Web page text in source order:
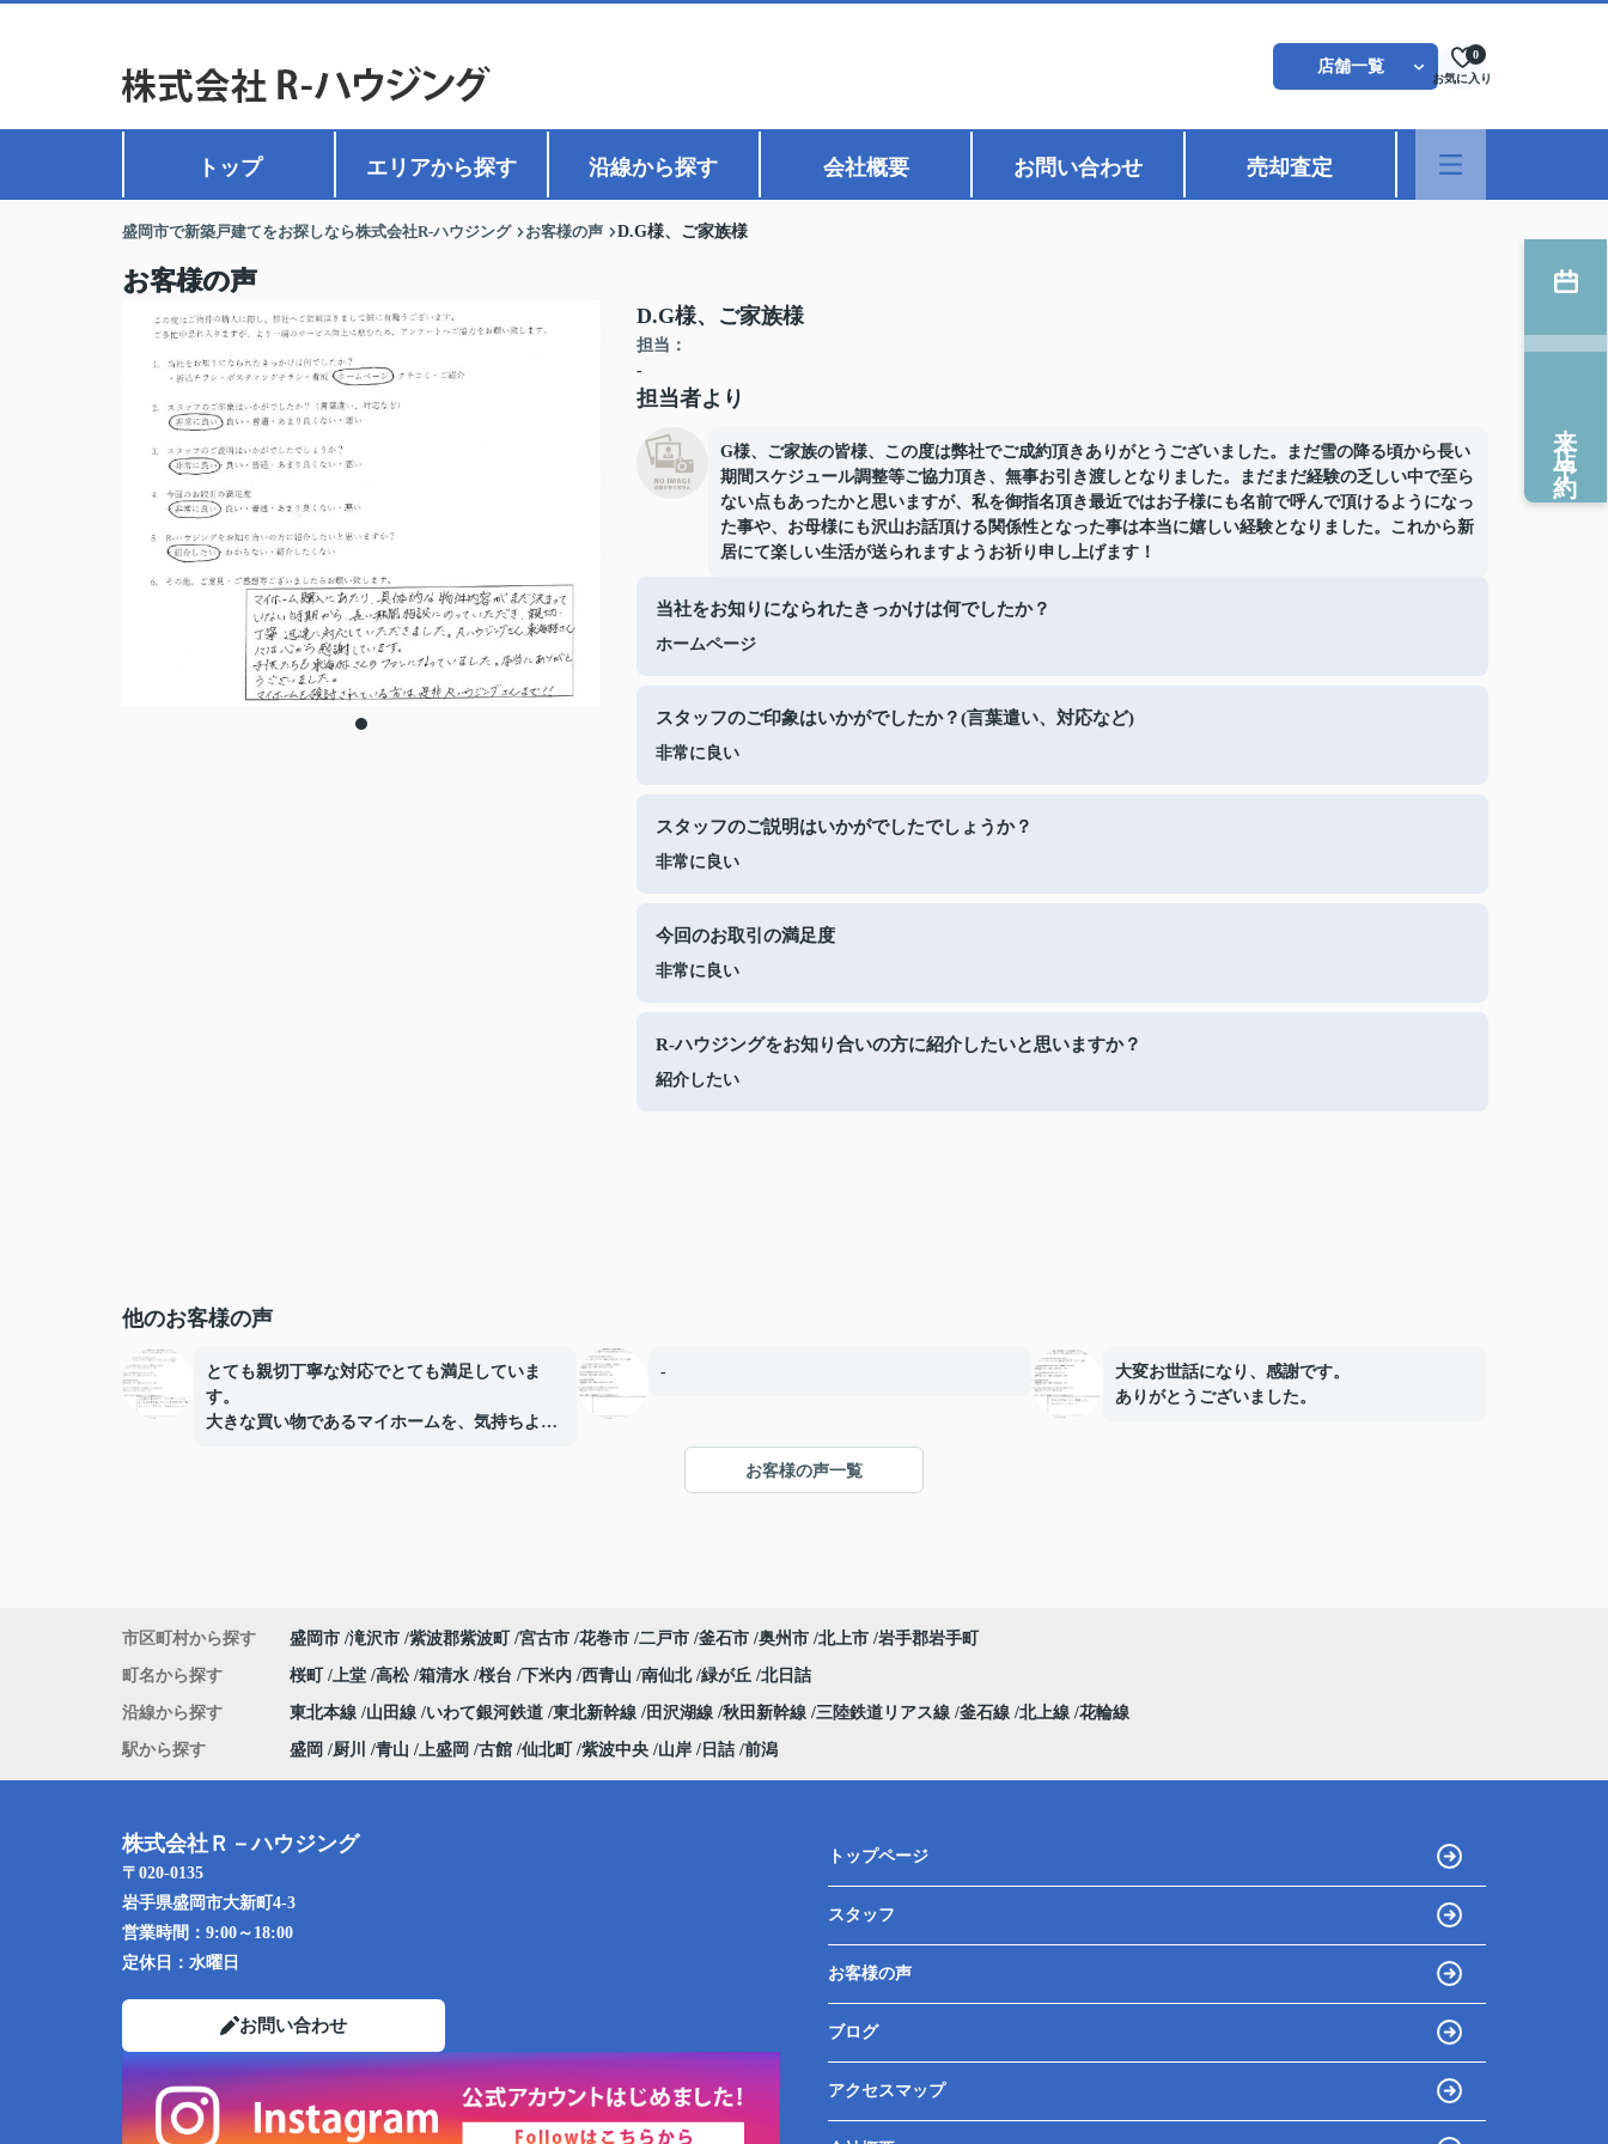
店舗一覧
お気に入り
0
トップ エリアから探す 沿線から探す 会社概要 お問い合わせ 売却査定
盛岡市で新築戸建てをお探しなら株式会社R-ハウジング お客様の声 D.G様、ご家族様
お客様の声
D.G様、ご家族様
担当：
-
担当者より
G様、ご家族の皆様、この度は弊社でご成約頂きありがとうございました。まだ雪の降る頃から長い
期間スケジュール調整等ご協力頂き、無事お引き渡しとなりました。まだまだ経験の乏しい中で至ら
ない点もあったかと思いますが、私を御指名頂き最近ではお子様にも名前で呼んで頂けるようになっ
た事や、お母様にも沢山お話頂ける関係性となった事は本当に嬉しい経験となりました。これから新
居にて楽しい生活が送られますようお祈り申し上げます！
当社をお知りになられたきっかけは何でしたか？
ホームページ
スタッフのご印象はいかがでしたか？(言葉遣い、対応など)
非常に良い
スタッフのご説明はいかがでしたでしょうか？
非常に良い
今回のお取引の満足度
非常に良い
R-ハウジングをお知り合いの方に紹介したいと思いますか？
紹介したい
他のお客様の声
とても親切丁寧な対応でとても満足していま
す。
大きな買い物であるマイホームを、気持ちよく
-
大変お世話になり、感謝です。
ありがとうございました。
お客様の声一覧
来店予約
市区町村から探す 盛岡市 滝沢市 紫波郡紫波町 宮古市 花巻市 二戸市 釜石市 奥州市 北上市 岩手郡岩手町
町名から探す 桜町 上堂 高松 箱清水 桜台 下米内 西青山 南仙北 緑が丘 北日詰
沿線から探す 東北本線 山田線 いわて銀河鉄道 東北新幹線 田沢湖線 秋田新幹線 三陸鉄道リアス線 釜石線 北上線 花輪線
駅から探す 盛岡 厨川 青山 上盛岡 古館 仙北町 紫波中央 山岸 日詰 前潟
株式会社Ｒ－ハウジング
〒020-0135
岩手県盛岡市大新町4-3
営業時間： 9:00～18:00
定休日： 水曜日
お問い合わせ
トップページ
スタッフ
お客様の声
ブログ
アクセスマップ